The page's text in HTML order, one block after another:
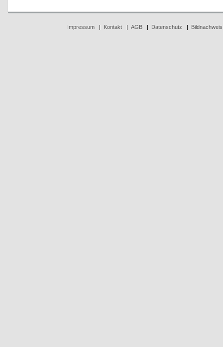
Impressum| Kontakt| AGB| Datenschutz Bildnachweis